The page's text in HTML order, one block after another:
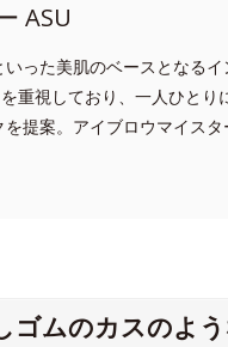
ASU
った美肌のベースとなるイ
重視しており、一人ひとり
提案。アイブロウマイス
ゴムのカスのよ